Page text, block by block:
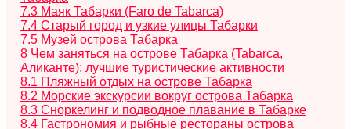
7.3 Маяк Табарки (Faro de Tabarca)
7.4 Старый город и узкие улицы Табарки
7.5 Музей острова Табарка
8 Чем заняться на острове Табарка (Tabarca,
Аликанте): лучшие туристические активности
8.1 Пляжный отдых на острове Табарка
8.2 Морские экскурсии вокруг острова Табарка
8.3 Сноркелинг и подводное плавание в Табарке
8.4 Гастрономия и рыбные рестораны острова